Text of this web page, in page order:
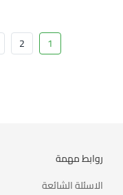
1
2
روابط مهمة
الاسئلة الشائعة